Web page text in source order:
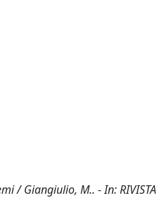
/ Giangiulio, M.. - In: RIVISTA